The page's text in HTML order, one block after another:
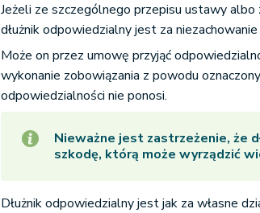
Jeżeli ze szczególnego przepisu ustawy albo
dłużnik odpowiedzialny jest za
Może on przez umowę przyjąć
wykonanie zobowiązania z powodu
odpowiedzialności nie ponosi.
Nieważne jest zastrzeżenie, że
szkodę, którą może wyrządzić
Dłużnik odpowiedzialny jest jak za własne